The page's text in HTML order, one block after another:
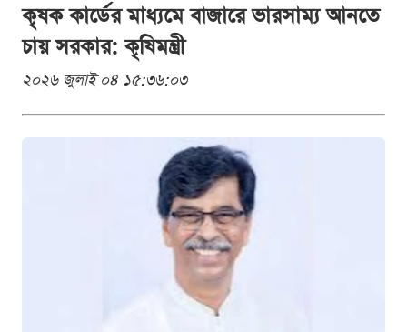
কৃষক কার্ডের মাধ্যমে বাজারে ভারসাম্য আনতে
চায় সরকার: কৃষিমন্ত্রী
২০২৬ জুলাই ০৪ ১৫:৩৬:০৩